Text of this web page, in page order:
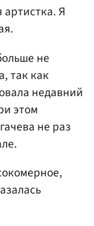
Я
не
так как
недавний
этом
не раз